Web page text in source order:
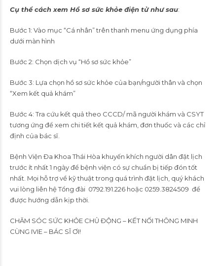
Cụ thể cách xem Hồ sơ sức khỏe điện tử như sau:
Bước 1: Vào mục “Cá nhân” trên thanh menu ứng dụng phía
dưới màn hình
Bước 2: Chọn dịch vụ “Hồ sơ sức khỏe”
Bước 3: Lựa chọn hồ sơ sức khỏe của bạn/người thân và chọn
“Xem kết quả khám”
Bước 4: Tra cứu kết quả theo CCCD/ mã người khám và CSYT
tương ứng để xem chi tiết kết quả khám, đơn thuốc và các chỉ
định của bác sĩ.
Bệnh Viện Đa Khoa Thái Hòa khuyến khích người dân đặt lịch
trước ít nhất 1 ngày để bệnh viện có sự chuẩn bị tiếp đón tốt
nhất. Mọi hỗ trợ về kỹ thuật trong quá trình đặt lịch, quý khách
vui lòng liên hệ Tổng đài 0792.191.226 hoặc 0259.3824509 để
được hướng dẫn kịp thời.
CHĂM SÓC SỨC KHỎE CHỦ ĐỘNG – KẾT NỐI THÔNG MINH
CÙNG IVIE – BÁC SĨ ƠI!